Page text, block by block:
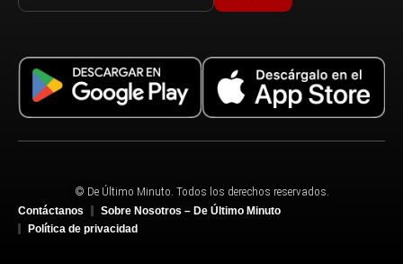
© De Último Minuto. Todos los derechos reservados.
Contáctanos
Sobre Nosotros – De Último Minuto
Política de privacidad